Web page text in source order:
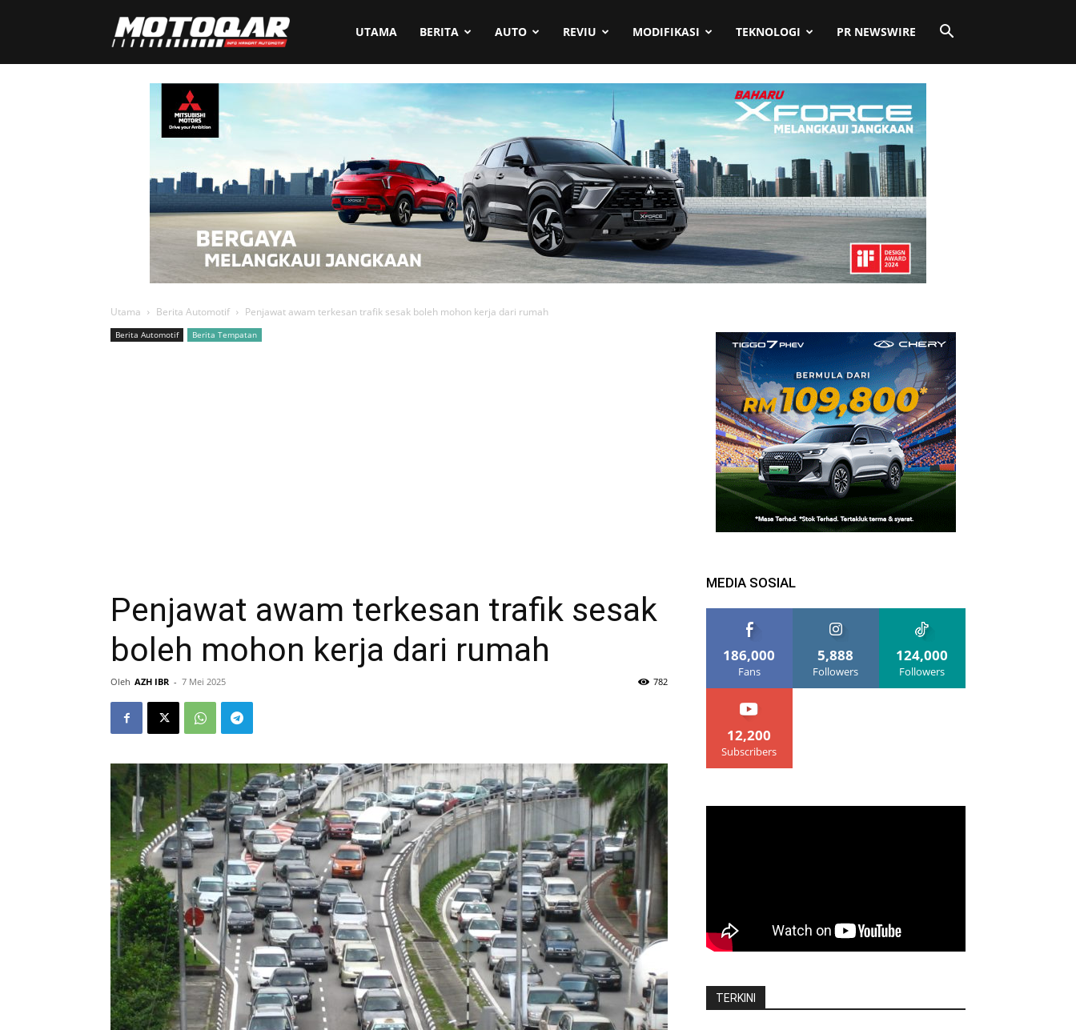
Motoqar UTAMA BERITA AUTO REVIU MODIFIKASI TEKNOLOGI PR NEWSWIRE
Utama Berita Automotif Penjawat awam terkesan trafik sesak boleh mohon kerja dari rumah
Berita Automotif Berita Tempatan
Penjawat awam terkesan trafik sesak
boleh mohon kerja dari rumah
Oleh AZH IBR - 7 Mei 2025 782
MEDIA SOSIAL
186,000
Fans
5,888
Followers
124,000
Followers
12,200
Subscribers
TERKINI